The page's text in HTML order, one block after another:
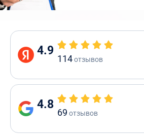
4.9
114отзывов
4.8
69 отзывов